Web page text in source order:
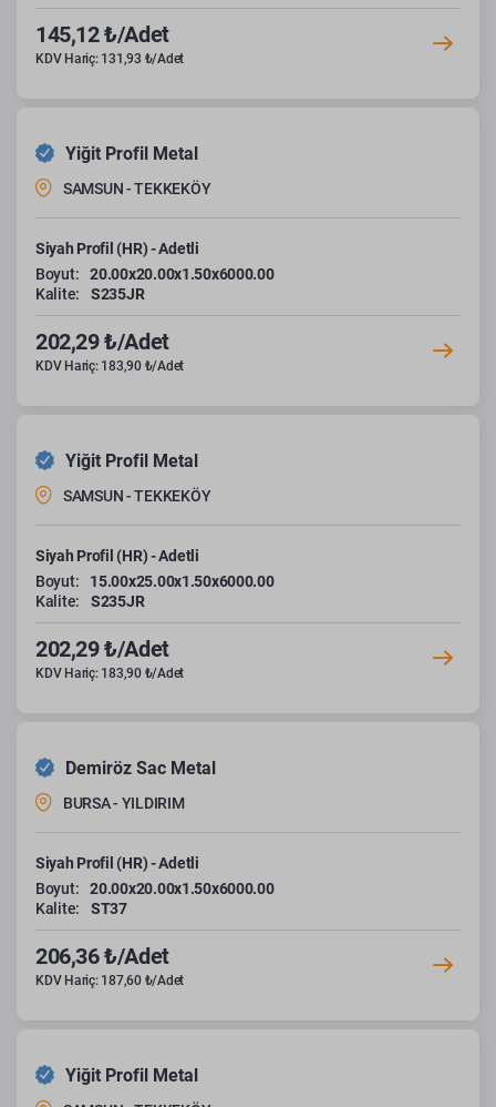
145,12 ₺/Adet
KDV Hariç: 131,93 ₺/Adet
Yiğit Profil Metal
SAMSUN - TEKKEKÖY
Siyah Profil (HR) - Adetli
Boyut:
20.00x20.00x1.50x6000.00
Kalite:
S235JR
202,29 ₺/Adet
KDV Hariç: 183,90 ₺/Adet
Yiğit Profil Metal
SAMSUN - TEKKEKÖY
Siyah Profil (HR) - Adetli
Boyut:
15.00x25.00x1.50x6000.00
Kalite:
S235JR
202,29 ₺/Adet
KDV Hariç: 183,90 ₺/Adet
Demiröz Sac Metal
BURSA - YILDIRIM
Siyah Profil (HR) - Adetli
Boyut:
20.00x20.00x1.50x6000.00
Kalite:
ST37
206,36 ₺/Adet
KDV Hariç: 187,60 ₺/Adet
Yiğit Profil Metal